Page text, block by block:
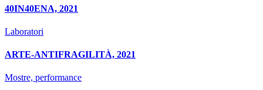
40IN40ENA, 2021
Laboratori
ARTE-ANTIFRAGILITÀ, 2021
Mostre, performance